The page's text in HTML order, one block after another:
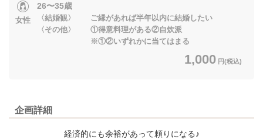
女性
26〜35歳
〈結婚観〉 ご縁があれば半年以内に結婚したい
〈その他〉 ①得意料理がある②自炊派
※①②いずれかに当てはまる
1,000 円(税込)
企画詳細
経済的にも余裕があって頼りになる♪